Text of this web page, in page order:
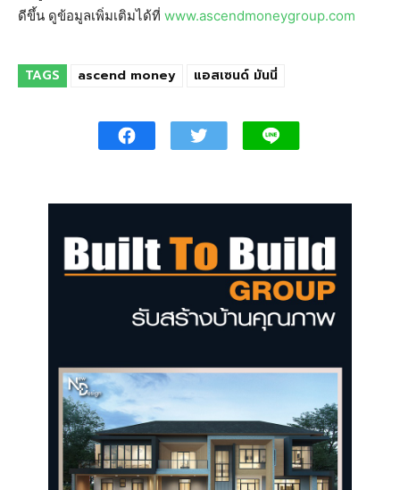
ดีขึ้น ดูข้อมูลเพิ่มเติมได้ที่ www.ascendmoneygroup.com
TAGS ascend money แอสเซนด์ มันนี่